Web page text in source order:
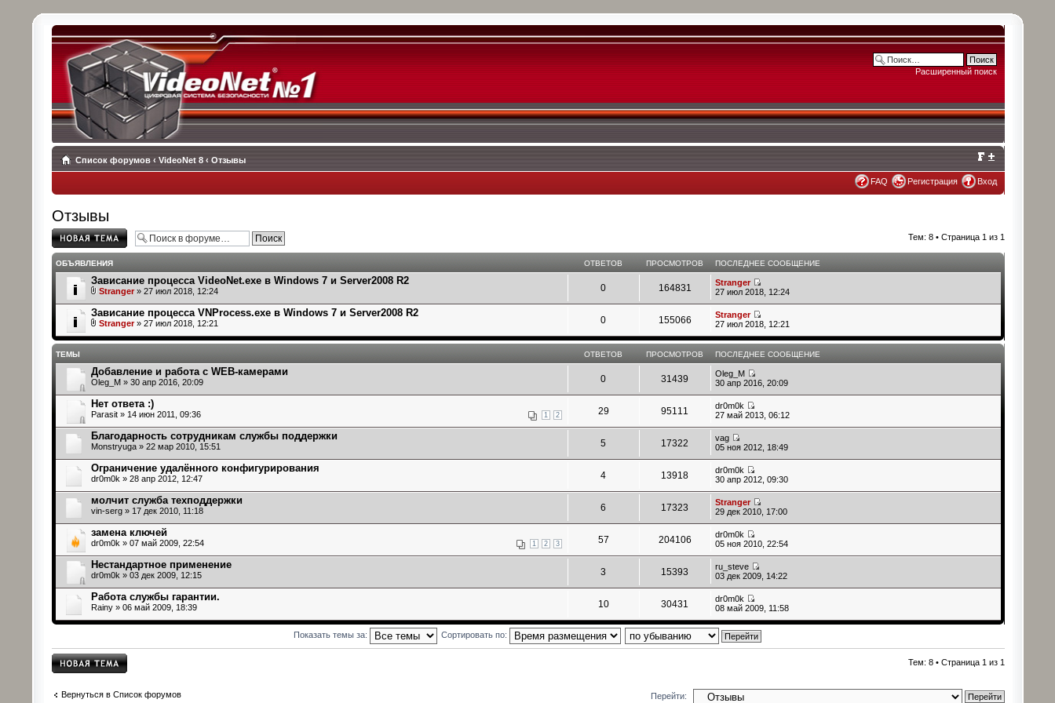
Расширенный поиск
Список форумов ‹ VideoNet 8 ‹ Отзывы
FAQ Регистрация Вход
Отзывы
Начать новую
тему
Тем: 8 • Страница 1 из 1
ОБЪЯВЛЕНИЯ ОТВЕТОВ ПРОСМОТРОВ ПОСЛЕДНЕЕ СООБЩЕНИЕ
Зависание процесса VideoNet.exe в Windows 7 и Server2008 R2
Stranger» 27 июл 2018, 12:24 0 164831
Stranger
27 июл 2018, 12:24
Зависание процесса VNProcess.exe в Windows 7 и Server2008 R2
Stranger» 27 июл 2018, 12:21 0 155066
Stranger
27 июл 2018, 12:21
ТЕМЫ ОТВЕТОВ ПРОСМОТРОВ ПОСЛЕДНЕЕ СООБЩЕНИЕ
Добавление и работа с WEB-камерами
Oleg_M» 30 апр 2016, 20:09 0 31439
Oleg_M
30 апр 2016, 20:09
Нет ответа :)
1 2
Parasit» 14 июн 2011, 09:36 29 95111
dr0m0k
27 май 2013, 06:12
Благодарность сотрудникам службы поддержки
Monstryuga» 22 мар 2010, 15:51 5 17322
vag
05 ноя 2012, 18:49
Ограничение удалённого конфигурирования
dr0m0k » 28 апр 2012, 12:47 4 13918
dr0m0k
30 апр 2012, 09:30
молчит служба техподдержки
vin-serg» 17 дек 2010, 11:18 6 17323
Stranger
29 дек 2010, 17:00
замена ключей
1 2 3
dr0m0k » 07 май 2009, 22:54 57 204106
dr0m0k
05 ноя 2010, 22:54
Нестандартное применение
dr0m0k » 03 дек 2009, 12:15 3 15393
ru_steve
03 дек 2009, 14:22
Работа службы гарантии.
Rainy» 06 май 2009, 18:39 10 30431
dr0m0k
08 май 2009, 11:58
Показать темы за: Сортировать по:
Начать новую
тему
Тем: 8 • Страница 1 из 1
Вернуться в Список форумов Перейти: